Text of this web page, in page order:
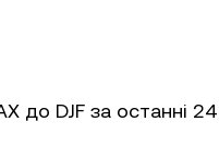
до DJF за останні